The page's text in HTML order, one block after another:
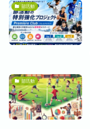
部活動
部活動